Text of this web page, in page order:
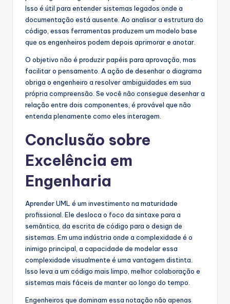
Isso é útil para entender sistemas legados onde a
documentação está ausente. Ao analisar a estrutura do
código, essas ferramentas produzem um modelo base
que os engenheiros podem depois aprimorar e anotar.
O objetivo não é produzir papéis para aprovação, mas
facilitar o pensamento. A ação de desenhar o diagrama
obriga o engenheiro a resolver ambiguidades em sua
própria compreensão. Se você não consegue desenhar a
relação entre dois componentes, é provável que não
entenda plenamente como eles interagem.
Conclusão sobre
Excelência em
Engenharia
Aprender UML é um investimento na maturidade
profissional. Ele desloca o foco da sintaxe para a
semântica, da escrita de código para o design de
sistemas. Em uma indústria onde a complexidade é o
inimigo principal, a capacidade de modelar essa
complexidade visualmente é uma vantagem distinta.
Isso leva a um código mais limpo, melhor colaboração e
sistemas mais fáceis de manter ao longo do tempo.
Engenheiros que dominam essa notação não apenas